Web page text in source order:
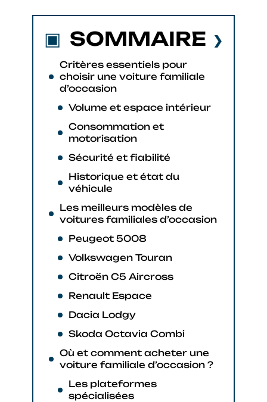
SOMMAIRE
Critères essentiels pour
choisir une voiture familiale
d’occasion
Volume et espace intérieur
Consommation et
motorisation
Sécurité et fiabilité
Historique et état du
véhicule
Les meilleurs modèles de
voitures familiales d’occasion
Peugeot 5008
Volkswagen Touran
Citroën C5 Aircross
Renault Espace
Dacia Lodgy
Skoda Octavia Combi
Où et comment acheter une
voiture familiale d’occasion ?
Les plateformes
spécialisées